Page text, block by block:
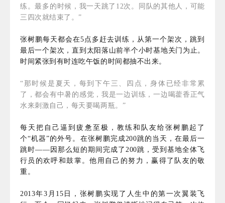
练。最多的时候，我一天跳了12次。同队的其他人，可能
三四次就结束了。”
张树鹏每天都会在5点多赶去训练，从第一个架次，跳到
最后一个架次，直到太阳落山前半个小时基地关门为止。
时间紧张到有时连吃午饭的时间都抽不出来。
“那时候是夏天，每到下午三、四点，身体已经非常累
了，都会有中暑的感觉，我是一边训练，一边喝藿香正气
水来刺激自己，每天要喝两瓶。”
每天把自己逼到疲惫至极，教练和队友给张树鹏起了
个“机器”的外号。在张树鹏完成200跳的当天，在最后一
跳时——因那么短的期间完成了200跳，受到基地全体飞
行员的欢呼和鼓掌。他用自己的努力，赢得了队友的敬
重。
2013年3月15日，张树鹏实现了人生中的第一次翼装飞